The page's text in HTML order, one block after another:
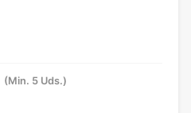
(Min. 5 Uds.)